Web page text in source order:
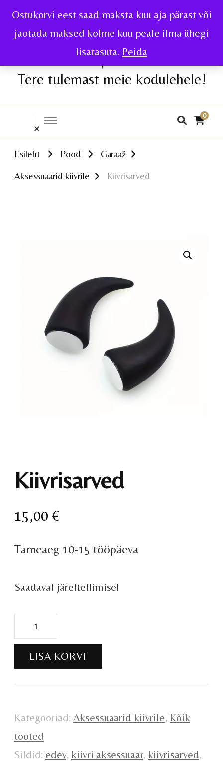
Ostukorvi eest saad maksta kuu aja pärast või
jaotada maksed kolme kuu peale ilma ühegi
lisatasuta. Peida
Tere tulemast meie kodulehele!
0
Esileht Pood Garaaž
Aksessuaarid kiivrile Kiivrisarved
Kiivrisarved
15,00 €
Tarneaeg 10-15 tööpäeva
Saadaval järeltellimisel
Kiivrisarved
kogus
LISA KORVI
Kategooriad: Aksessuaarid kiivrile, Kõik
tooted
Sildid: edev, kiivri aksessuaar, kiivrisarved,